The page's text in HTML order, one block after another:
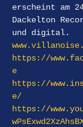
erscheint am
Dackelton
und digital.
https://
e
https://
e/
https://